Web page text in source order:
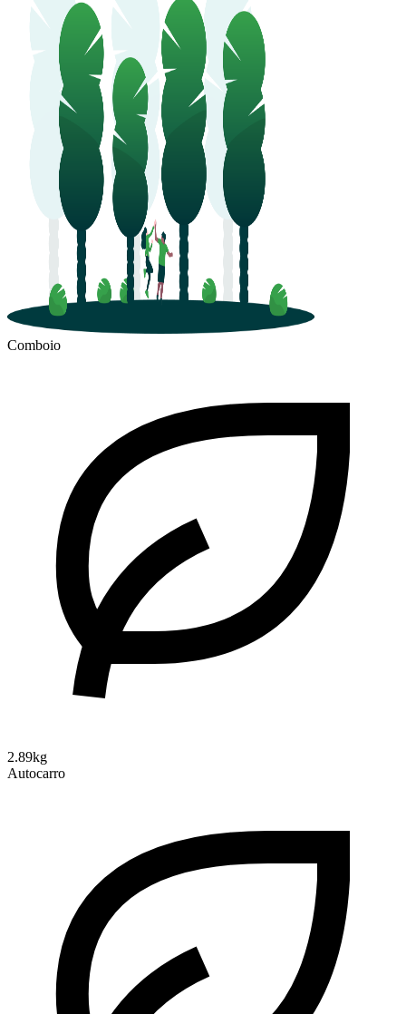
Comboio
2.89kg
Autocarro